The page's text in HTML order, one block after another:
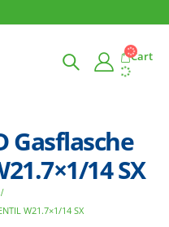
Cart
Gasflasche
14 SX
W21.7×1/14 SX